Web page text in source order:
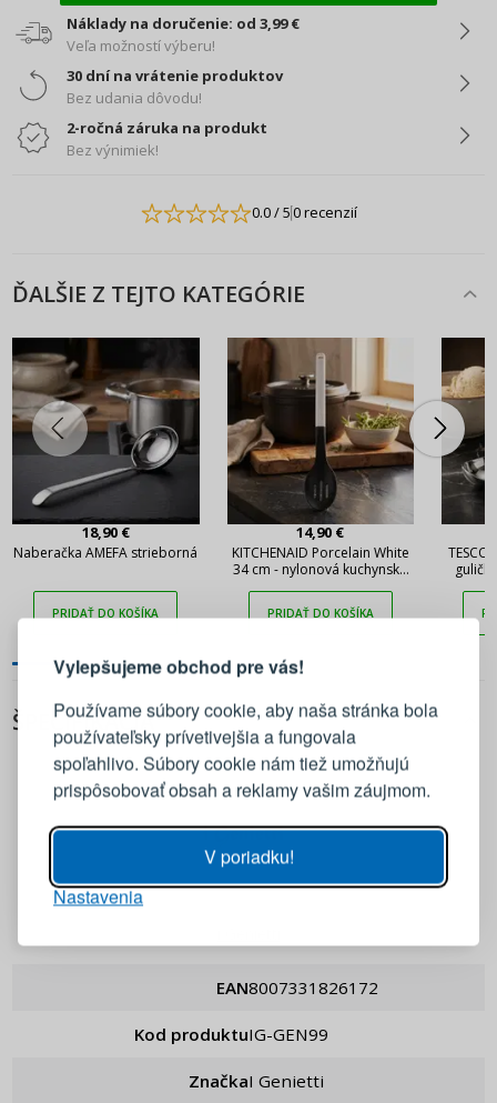
Vylepšujeme obchod pre vás!
Používame súbory cookie, aby naša stránka bola
používateľsky prívetivejšia a fungovala
spoľahlivo. Súbory cookie nám tiež umožňujú
prispôsobovať obsah a reklamy vašim záujmom.
V poriadku!
Nastavenia
Náklady na doručenie: od 3,99 €
Veľa možností výberu!
30 dní na vrátenie produktov
Bez udania dôvodu!
2-ročná záruka na produkt
Bez výnimiek!
0.0/ 50 recenzií
ĎALŠIE Z TEJTO KATEGÓRIE
18,90 €
Naberačka AMEFA strieborná
PRIDAŤ DO KOŠÍKA
14,90 €
KITCHENAID Porcelain White
34 cm - nylonová kuchynská
PRIDAŤ DO KOŠÍKA
ŠPECIFIKÁCIA
EAN 8007331826172
Kod produktu IG-GEN99
Značka i Genietti
PRIHLÁSENIE REGISTRÁCIA
Prihláste sa k svojmu účtu
PRIHLÁSIŤ SA